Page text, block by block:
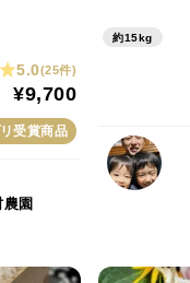
5.0(25件)
¥9,700
受賞商品
園
約15kg